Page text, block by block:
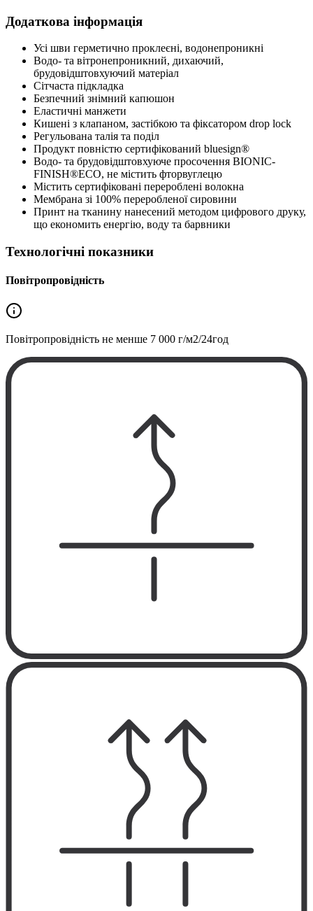
Додаткова інформація
Усі шви герметично проклеєні, водонепроникні
Водо- та вітронепроникний, дихаючий,
брудовідштовхуючий матеріал
Сітчаста підкладка
Безпечний знімний капюшон
Еластичні манжети
Кишені з клапаном, застібкою та фіксатором drop lock
Регульована талія та поділ
Продукт повністю сертифікований bluesign®
Водо- та брудовідштовхуюче просочення BIONIC-
FINISH®ECO, не містить фторвуглецю
Містить сертифіковані перероблені волокна
Мембрана зі 100% переробленої сировини
Принт на тканину нанесений методом цифрового друку,
що економить енергію, воду та барвники
Технологічні показники
Повітропровідність
Повітропровідність не менше 7 000 г/м2/24год